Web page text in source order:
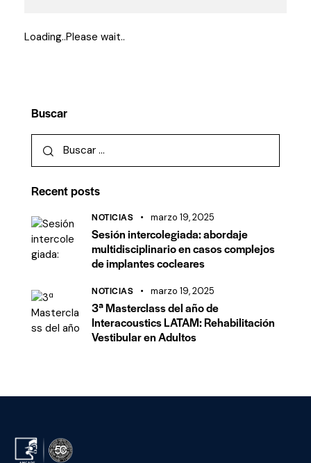
Loading..Please wait..
Buscar
Recent posts
NOTICIAS marzo 19, 2025
Sesión intercolegiada: abordaje
multidisciplinario en casos complejos
de implantes cocleares
NOTICIAS marzo 19, 2025
3ª Masterclass del año de
Interacoustics LATAM: Rehabilitación
Vestibular en Adultos